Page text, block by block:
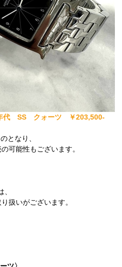
代 SS クォーツ ￥203,500-
となり、
可能性もございます。
扱いがございます。